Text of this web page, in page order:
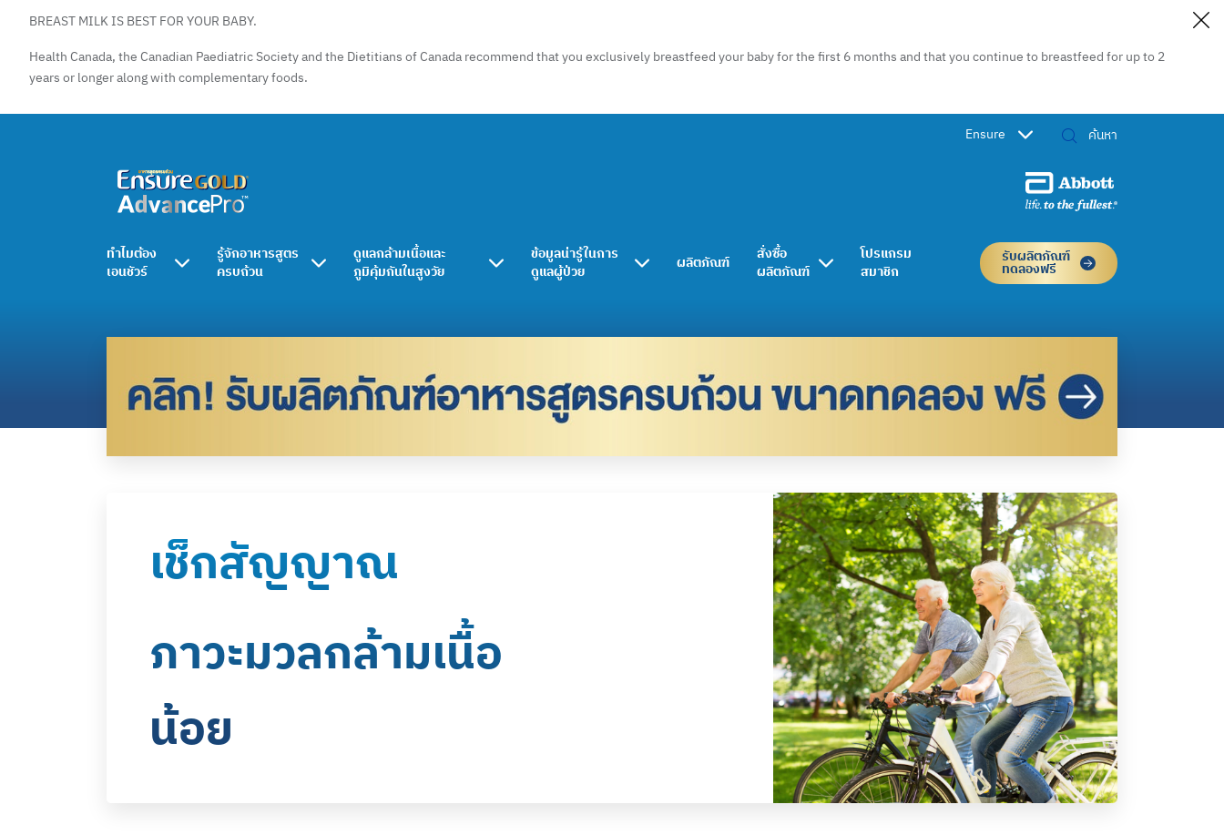
BREAST MILK IS BEST FOR YOUR BABY.
Health Canada, the Canadian Paediatric Society and the Dietitians of Canada recommend that you exclusively breastfeed your baby for the first 6 months and that you continue to breastfeed for up to 2
years or longer along with complementary foods.
Ensure
ทำไมต้อง
เอนชัวร์
รู้จักอาหารสูตร
ครบถ้วน
ดูแลกล้ามเนื้อและ
ภูมิคุ้มกันในสูงวัย
ข้อมูลน่ารู้ในการ
ดูแลผู้ป่วย
ผลิตภัณฑ์
สั่งซื้อ
ผลิตภัณฑ์
โปรแกรม
สมาชิก
รับผลิตภัณฑ์
ทดลองฟรี
เช็กสัญญาณ
ภาวะมวลกล้ามเนื้อ
น้อย